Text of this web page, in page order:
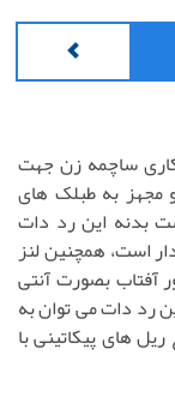
ساچمه زن جهت
مجهز به طبلک های
بدنه این رد دات
است، همچنین لنز
آفتاب بصورت آنتی
رد دات می توان به
های پیکاتینی با